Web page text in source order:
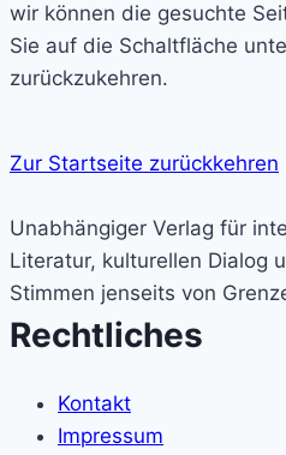
wir können die gesuchte
Sie auf die Schaltfläche
zurückzukehren.
Zur Startseite zurückkehren
Unabhängiger Verlag für
Literatur, kulturellen Dialog
Stimmen jenseits von
Rechtliches
Kontakt
Impressum